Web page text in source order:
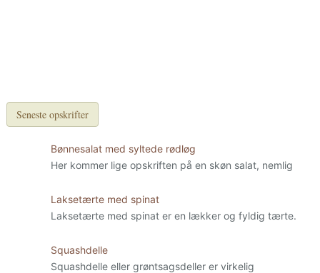
Seneste opskrifter
Bønnesalat med syltede rødløg
Her kommer lige opskriften på en skøn salat, nemlig
Laksetærte med spinat
Laksetærte med spinat er en lækker og fyldig tærte.
Squashdelle
Squashdelle eller grøntsagsdeller er virkelig